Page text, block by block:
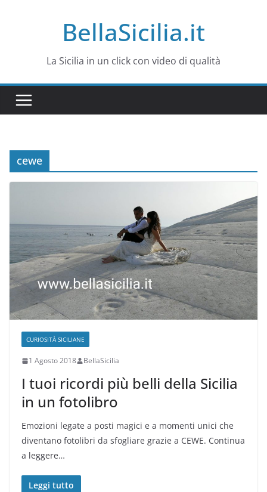
BellaSicilia.it
La Sicilia in un click con video di qualità
cewe
CURIOSITÀ SICILIANE
1 Agosto 2018 BellaSicilia
I tuoi ricordi più belli della Sicilia
in un fotolibro
Emozioni legate a posti magici e a momenti unici che
diventano fotolibri da sfogliare grazie a CEWE. Continua
a leggere…
Leggi tutto